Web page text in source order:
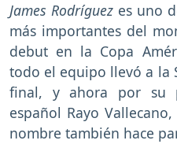
James Rodríguez es uno
más importantes del
debut en la Copa
todo el equipo llevó a la
final, y ahora por su
español Rayo
nombre también hace